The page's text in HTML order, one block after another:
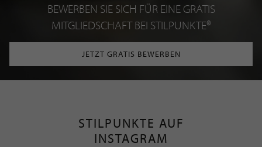
BEWERBEN SIE SICH FÜR EINE GRATIS
MITGLIEDSCHAFT BEI STILPUNKTE®
JETZT GRATIS BEWERBEN
STILPUNKTE AUF
INSTAGRAM